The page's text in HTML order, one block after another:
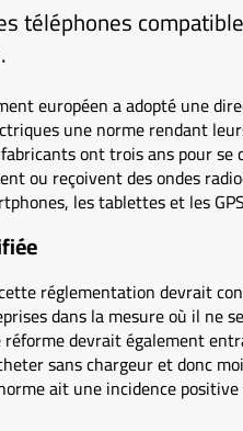
téléphones
européen a adopté une
une norme rendant
ont trois ans pour se
ou reçoivent des ondes
les tablettes et les
réglementation devrait
dans la mesure où il ne
devrait également
sans chargeur et donc
ait une incidence